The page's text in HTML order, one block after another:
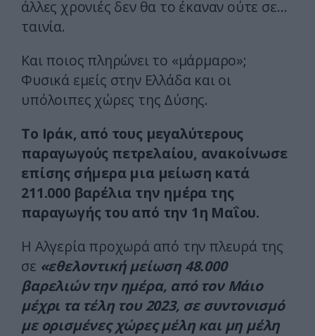
άλλες χρονιές δεν θα το έκαναν ούτε σε…
ταινία.
Και ποιος πληρώνει το «μάρμαρο»;
Φυσικά εμείς στην Ελλάδα και οι
υπόλοιπες χώρες της Δύσης.
Το Ιράκ, από τους μεγαλύτερους
παραγωγούς πετρελαίου, ανακοίνωσε
επίσης σήμερα μια μείωση κατά
211.000 βαρέλια την ημέρα της
παραγωγής του από την 1η Μαΐου.
Η Αλγερία προχωρά από την πλευρά της
σε «εθελοντική μείωση 48.000
βαρελιών την ημέρα, από τον Μάιο
μέχρι τα τέλη του 2023, σε συντονισμό
με ορισμένες χώρες μέλη και μη μέλη